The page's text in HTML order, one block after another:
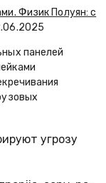
Физик Полуян: с
панелей
угрозу